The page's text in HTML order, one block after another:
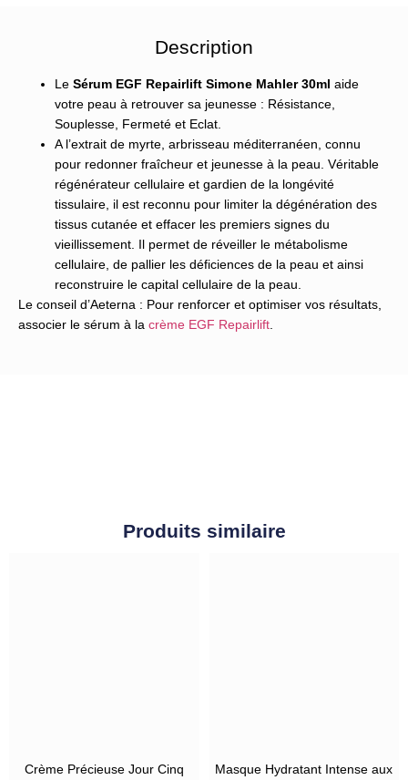
Description
Le Sérum EGF Repairlift Simone Mahler 30ml aide
votre peau à retrouver sa jeunesse : Résistance,
Souplesse, Fermeté et Eclat.
A l’extrait de myrte, arbrisseau méditerranéen, connu
pour redonner fraîcheur et jeunesse à la peau. Véritable
régénérateur cellulaire et gardien de la longévité
tissulaire, il est reconnu pour limiter la dégénération des
tissus cutanée et effacer les premiers signes du
vieillissement. Il permet de réveiller le métabolisme
cellulaire, de pallier les déficiences de la peau et ainsi
reconstruire le capital cellulaire de la peau.
Le conseil d’Aeterna : Pour renforcer et optimiser vos résultats,
associer le sérum à la crème EGF Repairlift
Produits similaire
Crème Précieuse Jour Cinq
Masque Hydratant Intense aux